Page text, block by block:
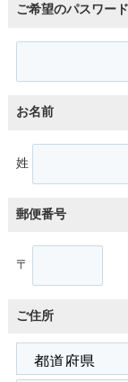
ご希望のパスワード
お名前
姓
郵便番号
〒
ご住所